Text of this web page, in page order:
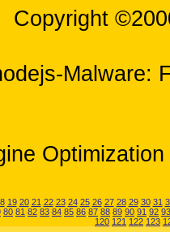
Copyright
Malware:
19 20 21 22 23 24 25 26 27 28 29 30 31
80 81 82 83 84 85 86 87 88 89 90 91 92 93
120 121 122 123